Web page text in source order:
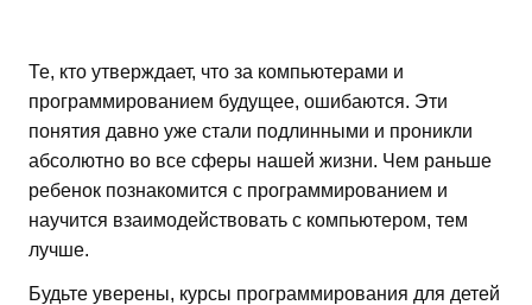
Те, кто утверждает, что за компьютерами и
программированием будущее, ошибаются. Эти
понятия давно уже стали подлинными и проникли
абсолютно во все сферы нашей жизни. Чем раньше
ребенок познакомится с программированием и
научится взаимодействовать с компьютером, тем
лучше.
Будьте уверены, курсы программирования для детей